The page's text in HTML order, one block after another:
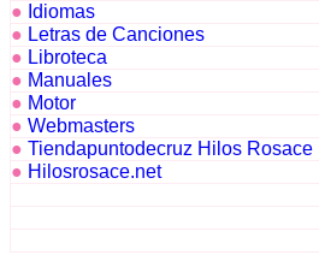
● Idiomas
● Letras de Canciones
● Libroteca
● Manuales
● Motor
● Webmasters
● Tiendapuntodecruz Hilos Rosace
● Hilosrosace.net